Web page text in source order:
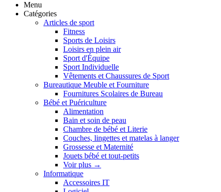
Menu
Catégories
Articles de sport
Fitness
Sports de Loisirs
Loisirs en plein air
Sport d'Équipe
Sport Individuelle
Vêtements et Chaussures de Sport
Bureautique Meuble et Fourniture
Fournitures Scolaires de Bureau
Bébé et Puériculture
Alimentation
Bain et soin de peau
Chambre de bébé et Literie
Couches, lingettes et matelas à langer
Grossesse et Maternité
Jouets bébé et tout-petits
Voir plus →
Informatique
Accessoires IT